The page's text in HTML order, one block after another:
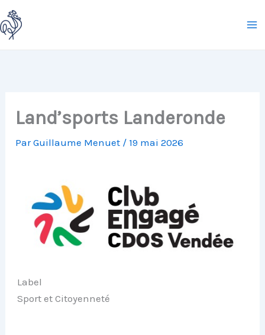
Aller
au
contenu
Land’sports Landeronde
ParGuillaume Menuet / 19 mai 2026
Label
Sport et Citoyenneté